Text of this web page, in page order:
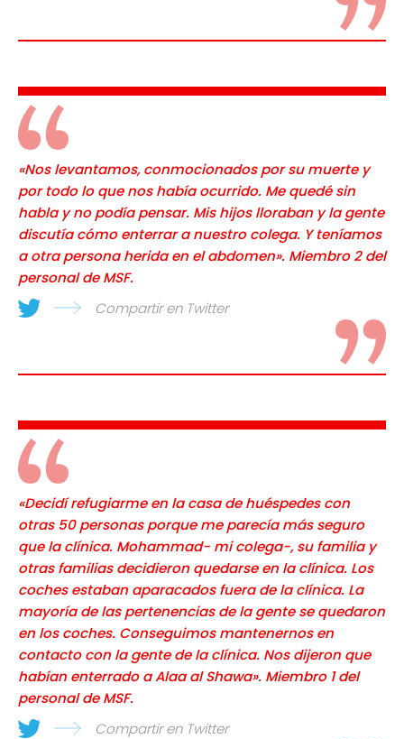
«Nos levantamos, conmocionados por su muerte y
por todo lo que nos había ocurrido. Me quedé sin
habla y no podía pensar. Mis hijos lloraban y la gente
discutía cómo enterrar a nuestro colega. Y teníamos
a otra persona herida en el abdomen». Miembro 2 del
personal de MSF.
Compartir en Twitter
«Decidí refugiarme en la casa de huéspedes con
otras 50 personas porque me parecía más seguro
que la clínica. Mohammad- mi colega-, su familia y
otras familias decidieron quedarse en la clínica. Los
coches estaban aparacados fuera de la clínica. La
mayoría de las pertenencias de la gente se quedaron
en los coches. Conseguimos mantenernos en
contacto con la gente de la clínica. Nos dijeron que
habían enterrado a Alaa al Shawa». Miembro 1 del
personal de MSF.
Compartir en Twitter